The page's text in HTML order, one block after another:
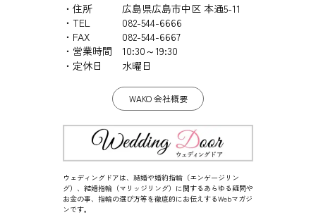
住所
広島県広島市中区 本通5-11
TEL
082-544-6666
FAX
082-544-6667
営業時間
10:30～19:30
定休日
水曜日
WAKO 会社概要
ウェディングドアは、結婚や婚約指輪（エンゲージリン
グ）、結婚指輪（マリッジリング）に関するあらゆる疑問や
お金の事、指輪の選び方等を徹底的にお伝えするWebマガジ
ンです。